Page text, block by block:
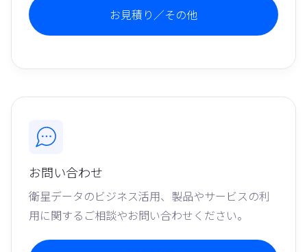
お見積り／その他
お問い合わせ
衛星データのビジネス活用、製品やサービスの利
用に関するご相談やお問い合わせください。